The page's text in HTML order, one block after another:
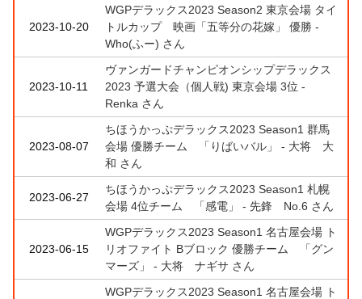
2023-10-20
WGPデラックス2023 Season2 東京会場 タイ
トルカップ 映画「五等分の花嫁」 優勝 -
Who(ふー) さん
2023-10-11
ヴァンガードチャンピオンシップデラックス
2023 予選大会（個人戦) 東京会場 3位 -
Renka さん
2023-08-07
ちほうかっぷデラックス2023 Season1 群馬
会場 優勝チーム 「りばいバル」 - 大将 大
和 さん
2023-06-27
ちほうかっぷデラックス2023 Season1 札幌
会場 4位チーム 「感電」 - 先鋒 No.6 さん
2023-06-15
WGPデラックス2023 Season1 名古屋会場 ト
リオファイト Bブロック 優勝チーム 「グン
マーズ」 - 大将 ナギサ さん
WGPデラックス2023 Season1 名古屋会場 ト